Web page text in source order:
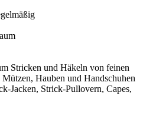
Stricken und Häkeln von feinen
Hauben und Handschuhen
Jacken, Strick-Pullovern, Capes,